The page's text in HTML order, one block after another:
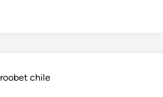
roobet chile